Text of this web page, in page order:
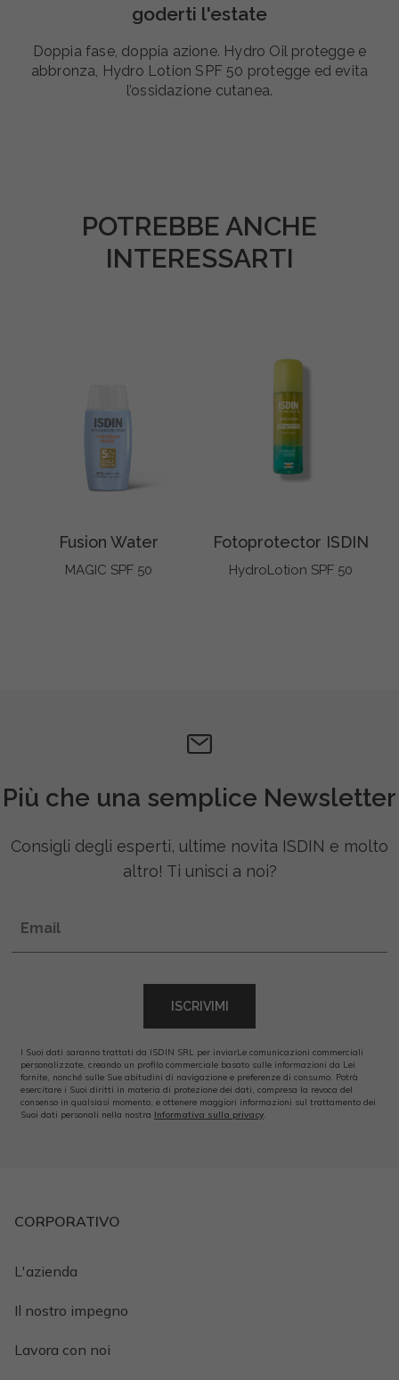
goderti l'estate
Doppia fase, doppia azione. Hydro Oil protegge e
abbronza, Hydro Lotion SPF 50 protegge ed evita
l’ossidazione cutanea.
POTREBBE ANCHE
INTERESSARTI
Fusion Water
MAGIC SPF 50
Fotoprotector ISDIN
HydroLotion SPF 50
Più che una semplice Newsletter
Consigli degli esperti, ultime novita ISDIN e molto
altro! Ti unisci a noi?
Email
ISCRIVIMI
I Suoi dati saranno trattati da ISDIN SRL per inviarLe comunicazioni commerciali
personalizzate, creando un profilo commerciale basato sulle informazioni da Lei
fornite, nonché sulle Sue abitudini di navigazione e preferenze di consumo. Potrà
esercitare i Suoi diritti in materia di protezione dei dati, compresa la revoca del
consenso in qualsiasi momento, e ottenere maggiori informazioni sul trattamento dei
Suoi dati personali nella nostra Informativa sulla privacy.
CORPORATIVO
L'azienda
Il nostro impegno
Lavora con noi